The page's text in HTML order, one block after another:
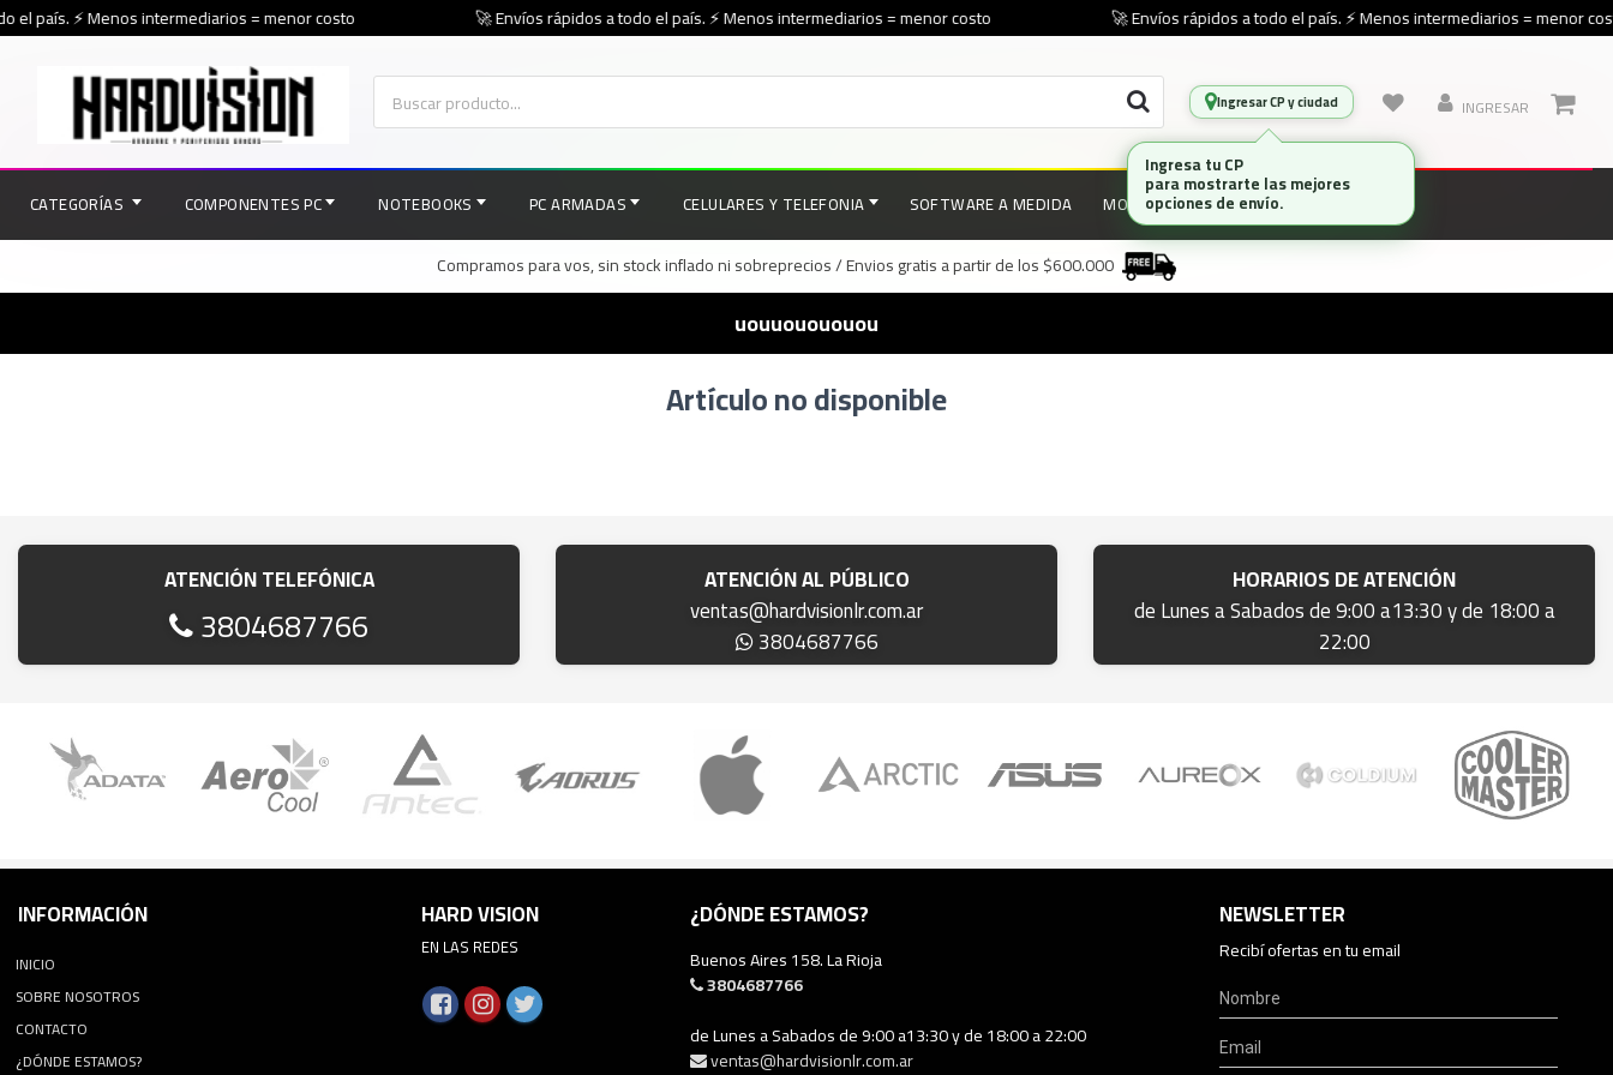
país. ⚡ Menos intermediarios = menor costo 🚀 Envíos rápidos a todo el país. ⚡ Menos intermediarios = menor costo 🚀 Envíos rápidos a todo el país. ⚡ Menos intermediarios = menor costo
Ingresar CP y ciudad INGRESAR
CATEGORÍAS COMPONENTES PC NOTEBOOKS PC ARMADAS CELULARES Y TELEFONIA SOFTWARE A MEDIDA MONITORES MARCAS
Compramos para vos, sin stock inflado ni sobreprecios / Envios gratis a partir de los $600.000
uouuouououou
Artículo no disponible
ATENCIÓN TELEFÓNICA
3804687766
ATENCIÓN AL PÚBLICO
ventas@hardvisionlr.com.ar
3804687766
HORARIOS DE ATENCIÓN
de Lunes a Sabados de 9:00 a13:30 y de 18:00 a
22:00
INFORMACIÓN
INICIO
SOBRE NOSOTROS
CONTACTO
¿DÓNDE ESTAMOS?
HARD VISION
EN LAS REDES
¿DÓNDE ESTAMOS?
Buenos Aires 158. La Rioja
3804687766
de Lunes a Sabados de 9:00 a13:30 y de 18:00 a 22:00
ventas@hardvisionlr.com.ar
NEWSLETTER
Recibí ofertas en tu email
Ingresa tu CP
para mostrarte las mejores
opciones de envío.